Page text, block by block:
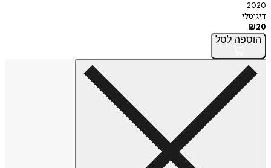
2020
דיגיטלי
₪20
הוספה לסל